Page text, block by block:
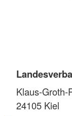
Klaus-Groth-
24105 Kiel